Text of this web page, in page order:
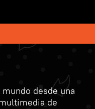
desde una
de